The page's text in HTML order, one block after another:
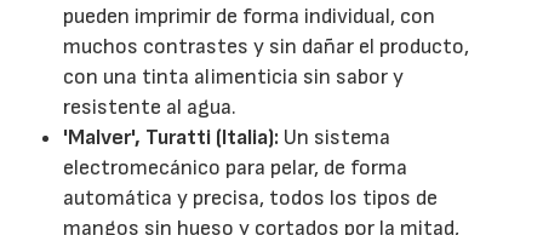
pueden imprimir de forma individual, con
muchos contrastes y sin dañar el producto,
con una tinta alimenticia sin sabor y
resistente al agua.
'Malver', Turatti (Italia): Un sistema
electromecánico para pelar, de forma
automática y precisa, todos los tipos de
mangos sin hueso y cortados por la mitad,